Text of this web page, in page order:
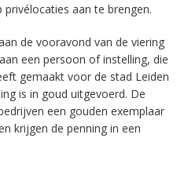
aan te brengen.
de vooravond van de viering
een persoon of instelling, die
gemaakt voor de stad Leiden
is in goud uitgevoerd. De
een gouden exemplaar
krijgen de penning in een